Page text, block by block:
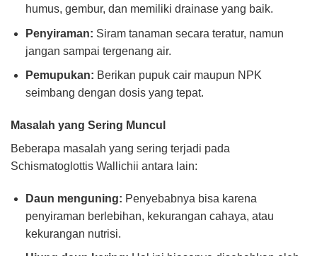
humus, gembur, dan memiliki drainase yang baik.
Penyiraman: Siram tanaman secara teratur, namun
jangan sampai tergenang air.
Pemupukan: Berikan pupuk cair maupun NPK
seimbang dengan dosis yang tepat.
Masalah yang Sering Muncul
Beberapa masalah yang sering terjadi pada
Schismatoglottis Wallichii antara lain:
Daun menguning: Penyebabnya bisa karena
penyiraman berlebihan, kekurangan cahaya, atau
kekurangan nutrisi.